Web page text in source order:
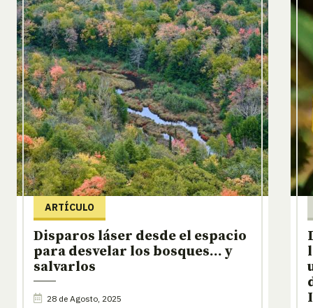
ARTÍCULO
Disparos láser desde el espacio
para desvelar los bosques… y
salvarlos
28 de Agosto, 2025